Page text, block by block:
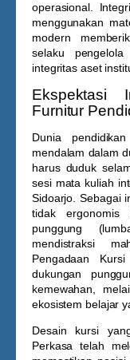
operasional.
menggunakan
modern
selaku
integritas aset
Ekspektasi
Furnitur
Dunia
mendalam dalam
harus duduk
sesi mata kuliah
Sidoarjo. Sebagai
tidak ergonomis
punggung
mendistraksi
Pengadaan
dukungan
kemewahan,
ekosistem belajar
Desain kursi
Perkasa telah